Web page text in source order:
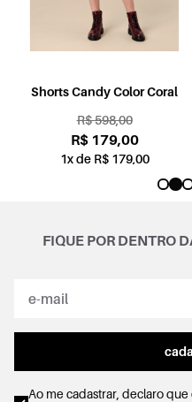
Shorts Candy Color Coral
R$ 598,00
R$ 179,00
1x de R$ 179,00
FIQUE POR DENTRO
Ao me cadastrar, declaro